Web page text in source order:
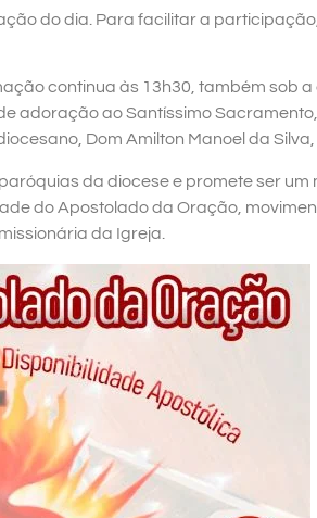
do dia. Para facilitar a
continua às 13h30, também sob
adoração ao Santíssimo
Dom Amilton Manoel da Silva,
da diocese e promete ser um
do Apostolado da Oração,
da Igreja.